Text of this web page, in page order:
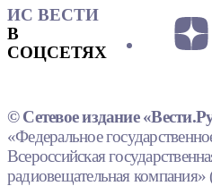
ИС ВЕСТИ
В
СОЦСЕТЯХ
© Сетевое издание
«Федеральное
Всероссийская
радиовещательная